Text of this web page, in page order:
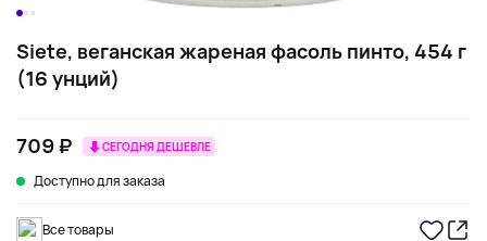
Siete, веганская жареная фасоль пинто, 454 г
(16 унций)
709 ₽ СЕГОДНЯ ДЕШЕВЛЕ
Доступно для заказа
Все товары